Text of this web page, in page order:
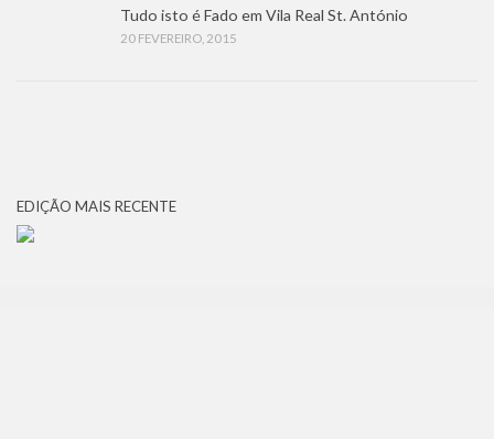
Tudo isto é Fado em Vila Real St. António
20 FEVEREIRO, 2015
EDIÇÃO MAIS RECENTE